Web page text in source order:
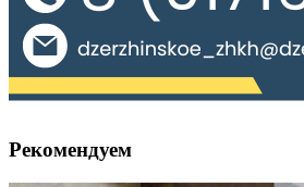
Рекомендуем